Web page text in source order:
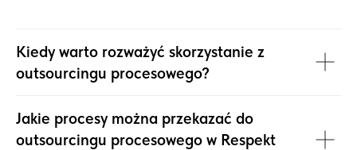
Kiedy warto rozważyć skorzystanie z
outsourcingu procesowego?
Jakie procesy można przekazać do
outsourcingu procesowego w Respekt